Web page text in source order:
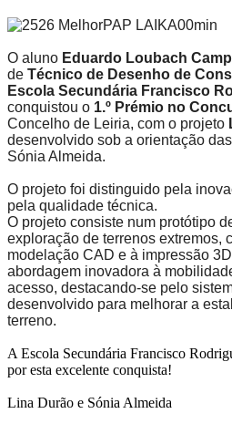
O aluno Eduardo Loubach
de Técnico de Desenho de
Escola Secundária Francisco
conquistou o 1.º Prémio no
Concelho de Leiria, com o projeto
desenvolvido sob a orientação
Sónia Almeida.
O projeto foi distinguido pela
pela qualidade técnica.
O projeto consiste num protótipo
exploração de terrenos extremos,
modelação CAD e à impressão
abordagem inovadora à
acesso, destacando-se pelo
desenvolvido para melhorar a
terreno.
A Escola Secundária Francisco
por esta excelente conquista!
Lina Durão e Sónia Almeida